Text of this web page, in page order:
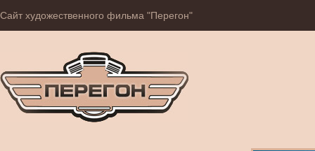
Сайт художественного фильма "Перегон"